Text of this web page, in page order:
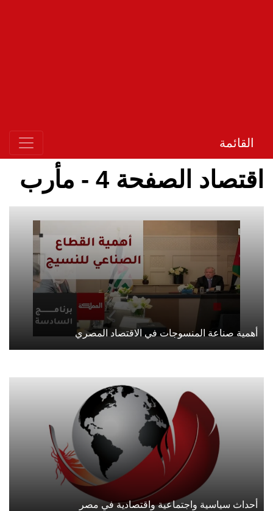
القائمة
اقتصاد الصفحة 4 - مأرب
أهمية صناعة المنسوجات في الاقتصاد المصري
أحداث سياسية واجتماعية واقتصادية في مصر